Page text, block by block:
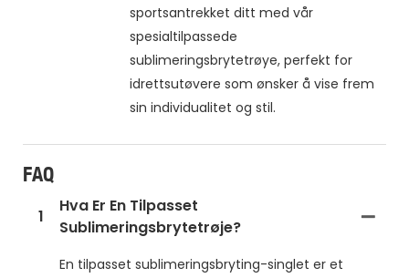
sportsantrekket ditt med vår
spesialtilpassede
sublimeringsbrytetrøye, perfekt for
idrettsutøvere som ønsker å vise frem
sin individualitet og stil.
FAQ
1
Hva Er En Tilpasset
Sublimeringsbrytetrøje?
En tilpasset sublimeringsbryting-singlet er et